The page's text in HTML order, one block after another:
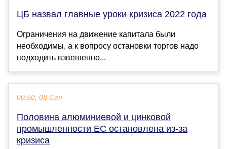
ЦБ назвал главные уроки кризиса 2022 года
Ограничения на движение капитала были
необходимы, а к вопросу остановки торгов надо
подходить взвешенно...
00:50, 08 Сен
Половина алюминиевой и цинковой
промышленности ЕС остановлена из-за
кризиса